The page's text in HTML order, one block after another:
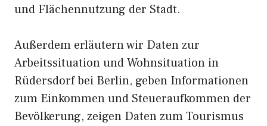
und Flächennutzung der Stadt.
Außerdem erläutern wir Daten zur
Arbeitssituation und Wohnsituation in
Rüdersdorf bei Berlin, geben Informationen
zum Einkommen und Steueraufkommen der
Bevölkerung, zeigen Daten zum Tourismus